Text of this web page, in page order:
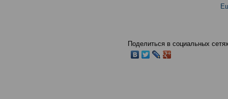
Поделиться в социальных